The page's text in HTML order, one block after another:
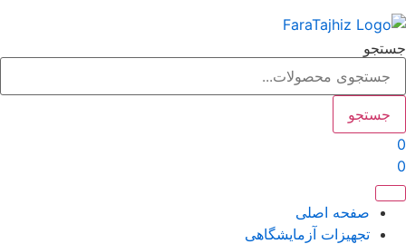
جستجو
صفحه اصلی
تجهیزات آزمایشگاهی